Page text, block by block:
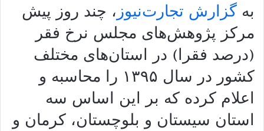
به گزارش تجارت‌نیوز ، چند روز پیش
مرکز پژوهش‌های مجلس نرخ فقر
(درصد فقرا) در استان‌های مختلف
کشور در سال ۱۳۹۵ را محاسبه و
اعلام کرده که بر این اساس سه
استان سیستان و بلوچستان، کرمان و